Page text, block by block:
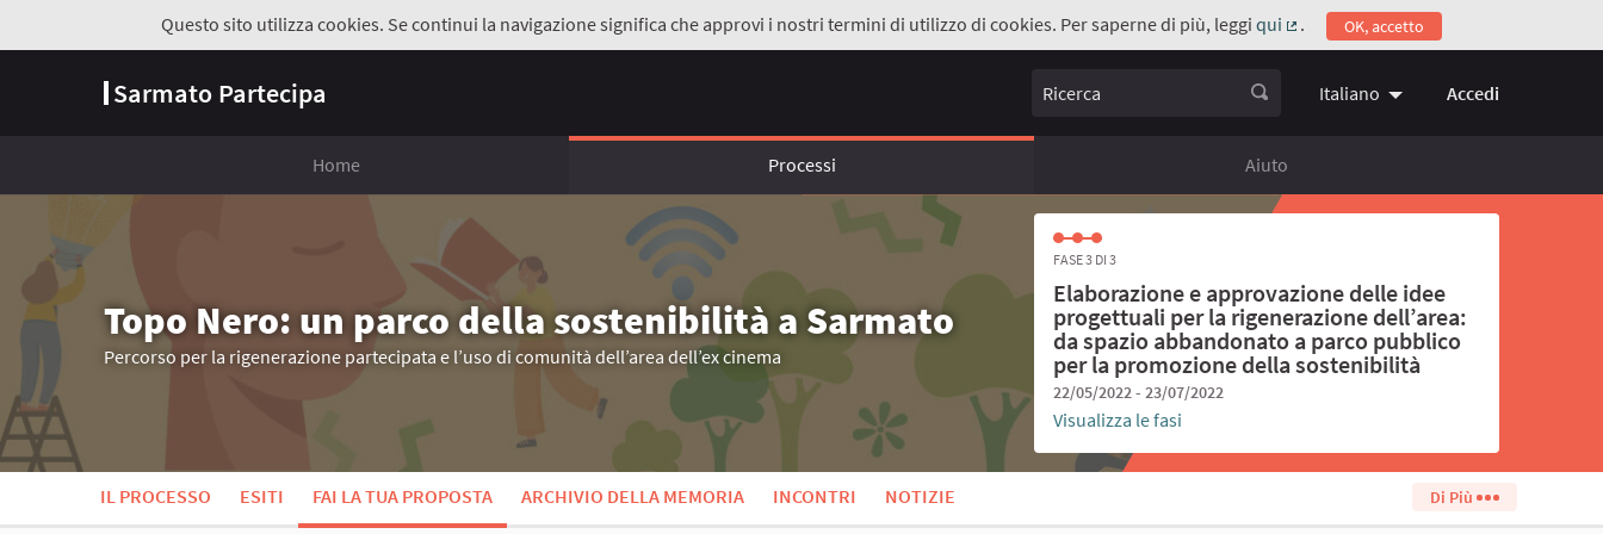
Questo sito utilizza cookies. Se continui la navigazione significa che approvi i nostri termini di utilizzo di cookies. Per saperne di più, leggi qui
(Collegamento esterno)
. OK, accetto
Sarmato Partecipa Ricerca Italiano Choose language
Accedi
Home Processi Aiuto
Topo Nero: un parco della sostenibilità a Sarmato
Percorso per la rigenerazione partecipata e l’uso di comunità dell’area dell’ex cinema
FASE 3 DI 3
Elaborazione e approvazione delle idee
progettuali per la rigenerazione dell’area:
da spazio abbandonato a parco pubblico
per la promozione della sostenibilità
22/05/2022 - 23/07/2022
Visualizza le fasi
IL PROCESSO ESITI FAI LA TUA PROPOSTA ARCHIVIO DELLA MEMORIA INCONTRI NOTIZIE Di Più